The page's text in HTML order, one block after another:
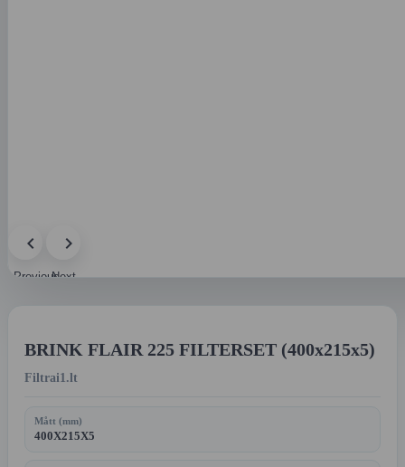
PreviousNext
BRINK FLAIR 225 FILTERSET (400x215x5)
Filtrai1.lt
Mått (mm)
400X215X5